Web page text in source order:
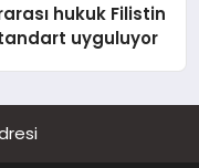
hukuk Filistin
uyguluyor